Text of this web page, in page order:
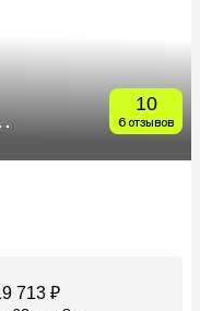
10
6 отзывов
713 ₽